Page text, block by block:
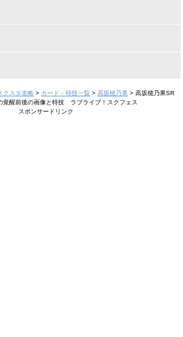
クスタ攻略 > カード・特技一覧 >高坂穂乃果 >高坂穂乃果SR
醒前後の画像と特技 ラブライブ！スクフェス
スポンサードリンク